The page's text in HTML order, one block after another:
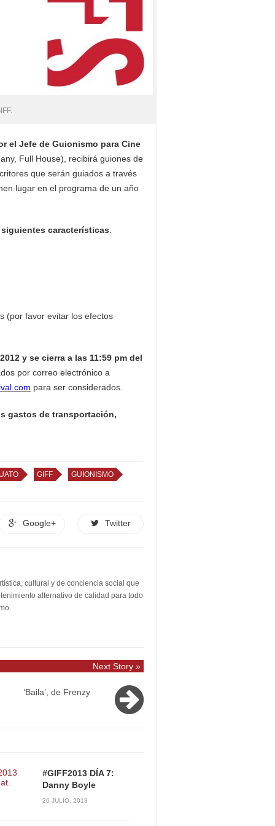
el Jefe de Guionismo para Cine
Full House), recibirá guiones de
que serán guiados a través
lugar en el programa de un año
características:
(por favor evitar los efectos
y se cierra a las 11:59 pm del
por correo electrónico a
para ser considerados.
gastos de transportación,
GIFF GUIONISMO
Google+ Twitter
cultural y de conciencia social que
alternativo de calidad para todo
Next Story »
‘Baila’, de Frenzy
#GIFF2013 DÍA 7:
Danny Boyle
26 JULIO, 2013